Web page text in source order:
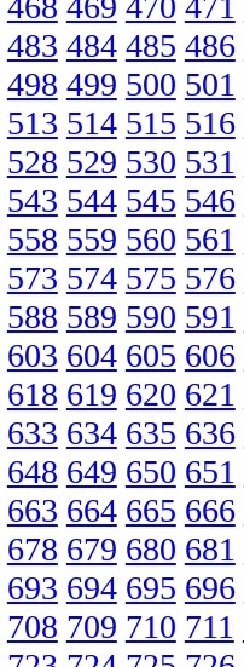
483 484 485 486
498 499 500 501
513 514 515 516
528 529 530 531
543 544 545 546
558 559 560 561
573 574 575 576
588 589 590 591
603 604 605 606
618 619 620 621
633 634 635 636
648 649 650 651
663 664 665 666
678 679 680 681
693 694 695 696
708 709 710 711